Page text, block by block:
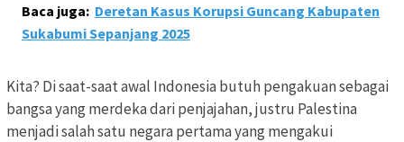
Baca juga: Deretan Kasus Korupsi Guncang Kabupaten
Sukabumi Sepanjang 2025
Kita? Di saat-saat awal Indonesia butuh pengakuan sebagai
bangsa yang merdeka dari penjajahan, justru Palestina
menjadi salah satu negara pertama yang mengakui